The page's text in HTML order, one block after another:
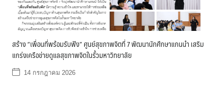
สร้าง “เพื่อนที่พร้อมรับฟัง” ศูนย์สุขภาพจิตที่ 7 พัฒนานักศึกษาแกนนำ เสริม
แกร่งเครือข่ายดูแลสุขภาพจิตในรั้วมหาวิทยาลัย
14 กรกฎาคม 2026